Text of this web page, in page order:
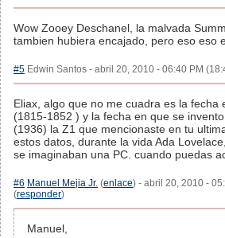
Wow Zooey Deschanel, la malvada
tambien hubiera encajado, pero eso eso
#5 Edwin Santos - abril 20, 2010 - 06:40 PM
Eliax, algo que no me cuadra es la fecha
(1815-1852 ) y la fecha en que se
(1936) la Z1 que mencionaste en tu
estos datos, durante la vida Ada
se imaginaban una PC. cuando puedas
#6 Manuel Mejia Jr. (enlace) - abril 20, 2010 -
(responder)
Manuel,